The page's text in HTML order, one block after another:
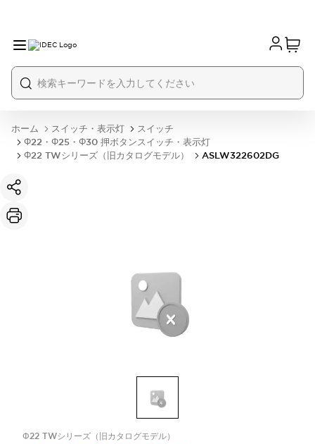
ホーム スイッチ・表示灯
スイッチ
Φ22・Φ25・Φ30 押ボタンスイッチ・表示灯
Φ22 TWシリーズ（旧カタログモデル）
ASLW322602DG
Φ22 TWシリーズ（旧カタログモデル）